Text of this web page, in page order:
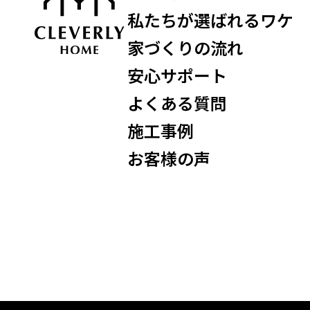
私たちが選ばれるワケ
家づくりの流れ
安心サポート
よくある質問
施工事例
お客様の声